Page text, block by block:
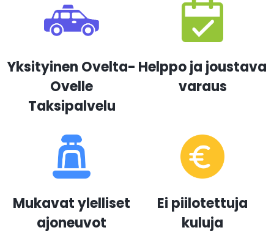
Yksityinen Ovelta-
Ovelle
Taksipalvelu
Helppo ja joustava
varaus
Mukavat ylelliset
ajoneuvot
Ei piilotettuja
kuluja